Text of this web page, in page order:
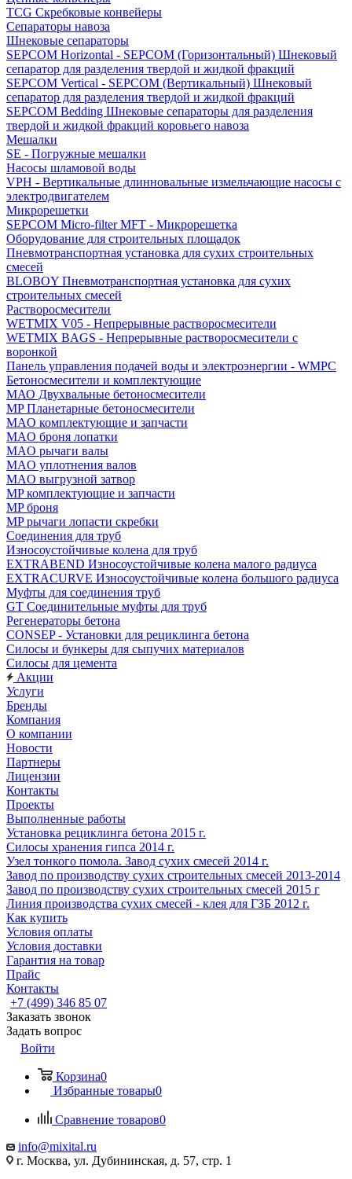
TCG Скребковые конвейеры
Сепараторы навоза
Шнековые сепараторы
SEPCOM Horizontal - SEPCOM (Горизонтальный) Шнековый
сепаратор для разделения твердой и жидкой фракций
SEPCOM Vertical - SEPCOM (Вертикальный) Шнековый
сепаратор для разделения твердой и жидкой фракций
SEPCOM Bedding Шнековые сепараторы для разделения
твердой и жидкой фракций коровьего навоза
Мешалки
SE - Погружные мешалки
Насосы шламовой воды
VPH - Вертикальные длинновальные измельчающие насосы с
электродвигателем
Микрорешетки
SEPCOM Micro-filter MFT - Микрорешетка
Оборудование для строительных площадок
Пневмотранспортная установка для сухих строительных
смесей
BLOBOY Пневмотранспортная установка для сухих
строительных смесей
Растворосмесители
WETMIX V05 - Непрерывные растворосмесители
WETMIX BAGS - Непрерывные растворосмесители с
воронкой
Панель управления подачей воды и электроэнергии - WMPC
Бетоносмесители и комплектующие
МАО Двухвальные бетоносмесители
MP Планетарные бетоносмесители
MAO комплектующие и запчасти
MAO броня лопатки
MAO рычаги валы
MAO уплотнения валов
MAO выгрузной затвор
MP комплектующие и запчасти
MP броня
MP рычаги лопасти скребки
Соединения для труб
Износоустойчивые колена для труб
EXTRABEND Износоустойчивые колена малого радиуса
EXTRACURVE Износоустойчивые колена большого радиуса
Муфты для соединения труб
GT Соединительные муфты для труб
Регенераторы бетона
CONSEP - Установки для рециклинга бетона
Силосы и бункеры для сыпучих материалов
Силосы для цемента
Акции
Услуги
Бренды
Компания
О компании
Новости
Партнеры
Лицензии
Контакты
Проекты
Выполненные работы
Установка рециклинга бетона 2015 г.
Cилосы хранения гипса 2014 г.
Узел тонкого помола. Завод сухих смесей 2014 г.
Завод по производству сухих строительных смесей 2013-2014
Завод по производству сухих строительных смесей 2015 г
Линия производства сухих смесей - клея для ГЗБ 2012 г.
Как купить
Условия оплаты
Условия доставки
Гарантия на товар
Прайс
Контакты
+7 (499) 346 85 07
Заказать звонок
Задать вопрос
Войти
Корзина0
Избранные товары0
Сравнение товаров0
info@mixital.ru
г. Москва, ул. Дубининская, д. 57, стр. 1